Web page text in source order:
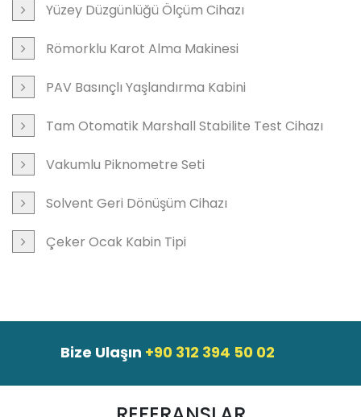
Yüzey Düzgünlüğü Ölçüm Cihazı
Römorklu Karot Alma Makinesi
PAV Basınçlı Yaşlandırma Kabini
Tam Otomatik Marshall Stabilite Test Cihazı
Vakumlu Piknometre Seti
Solvent Geri Dönüşüm Cihazı
Çeker Ocak Kabin Tipi
Bize Ulaşın +90 312 394 50 02